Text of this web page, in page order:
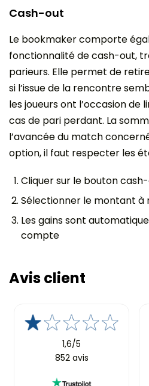
Cash-out
Le bookmaker comporte
fonctionnalité de cash-out,
parieurs. Elle permet de
si l’issue de la rencontre
les joueurs ont l’occasion de
cas de pari perdant. La
l’avancée du match
option, il faut respecter les
Cliquer sur le bouton
Sélectionner le montant à
Les gains sont
compte
Avis client
1,6/5
852 avis